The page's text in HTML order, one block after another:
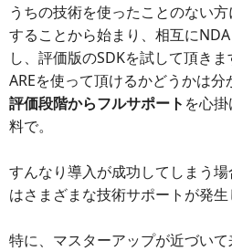
うちの技術を使ったことのない
することから始まり、相互に
し、評価版のSDKを試して頂き
AREを使って頂けるかどうかは
評価段階からフルサポート を心
料で。
すんなり導入が成功してしまう
はさまざまな技術サポートが発生
特に、マスターアップが近づい